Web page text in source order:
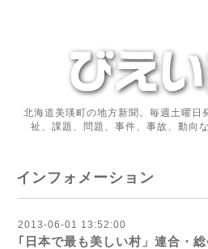
北海道美瑛町の地方新聞。毎週土曜日
祉、課題、問題、事件、事故、動向
インフォメーション
2013-06-01 13:52:00
｢日本で最も美しい村」連合・総